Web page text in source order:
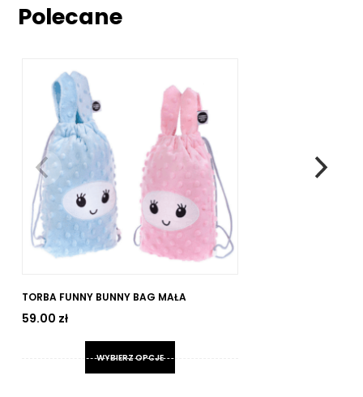
Polecane
TORBA FUNNY BUNNY BAG MAŁA
59.00 zł
WYBIERZ OPCJE